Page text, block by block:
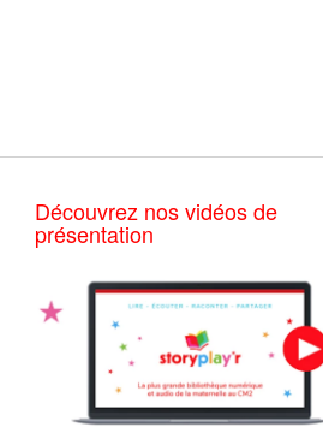
Découvrez nos vidéos de
présentation